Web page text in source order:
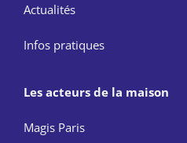
Actualités
Infos pratiques
Les acteurs de la maison
Magis Paris